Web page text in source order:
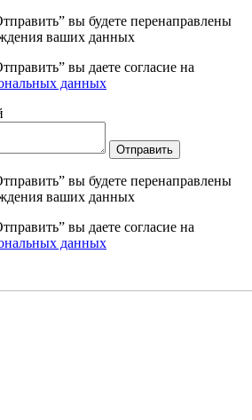
вы будете перенаправлены
ваших данных
вы даете согласие на
данных
Отправить
вы будете перенаправлены
ваших данных
вы даете согласие на
данных